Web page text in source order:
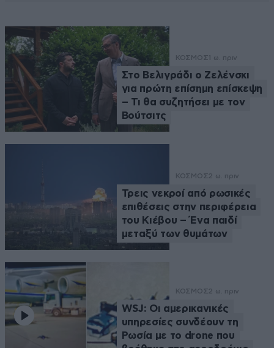
ΚΟΣΜΟΣ 1 ω. πριν
Στο Βελιγράδι ο Ζελένσκι
για πρώτη επίσημη επίσκεψη
– Τι θα συζητήσει με τον
Βούτσιτς
ΚΟΣΜΟΣ2 ω. πριν
Τρεις νεκροί από ρωσικές
επιθέσεις στην περιφέρεια
του Κιέβου – Ένα παιδί
μεταξύ των θυμάτων
ΚΟΣΜΟΣ2 ω. πριν
WSJ: Οι αμερικανικές
υπηρεσίες συνδέουν τη
Ρωσία με το drone που